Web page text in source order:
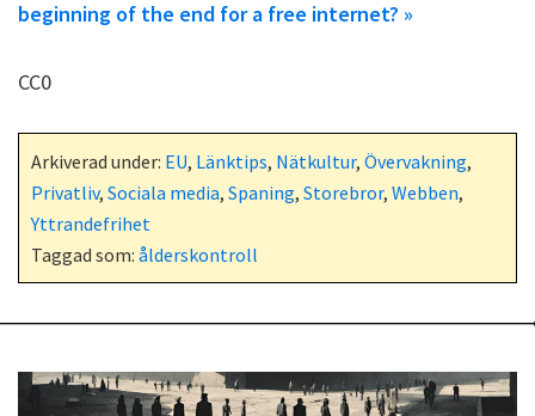
beginning of the end for a free internet? »
CC0
Arkiverad under: EU, Länktips, Nätkultur, Övervakning,
Privatliv, Sociala media, Spaning, Storebror, Webben,
Yttrandefrihet
Taggad som: ålderskontroll